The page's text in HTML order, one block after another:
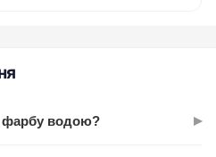
фарбу водою? ▸